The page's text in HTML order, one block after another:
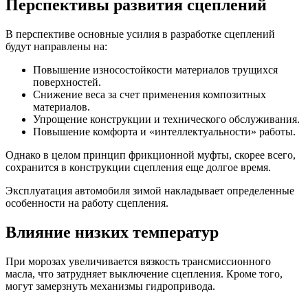
Перспективы развития сцеплений
В перспективе основные усилия в разработке сцеплений
будут направлены на:
Повышение износостойкости материалов трущихся
поверхностей.
Снижение веса за счет применения композитных
материалов.
Упрощение конструкции и технического обслуживания.
Повышение комфорта и «интеллектуальности» работы.
Однако в целом принцип фрикционной муфты, скорее всего,
сохранится в конструкции сцепления еще долгое время.
Эксплуатация автомобиля зимой накладывает определенные
особенности на работу сцепления.
Влияние низких температур
При морозах увеличивается вязкость трансмиссионного
масла, что затрудняет выключение сцепления. Кроме того,
могут замерзнуть механизмы гидропривода.